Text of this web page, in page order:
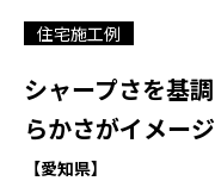
住宅施工例
シャープさを基
らかさがイメー
【愛知県】